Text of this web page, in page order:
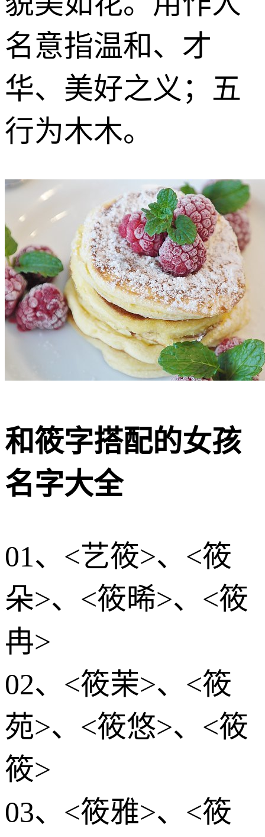
名意指温和、才
华、美好之义；五
行为木木。
和筱字搭配的女孩
名字大全
01、<艺筱>、<筱
朵>、<筱晞>、<筱
冉>
02、<筱茉>、<筱
苑>、<筱悠>、<筱
筱>
03、<筱雅>、<筱